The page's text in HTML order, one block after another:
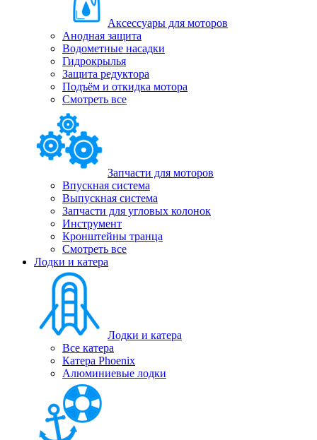
Аксессуары для моторов
Анодная защита
Водометные насадки
Гидрокрылья
Защита редуктора
Подъём и откидка мотора
Смотреть все
Запчасти для моторов
Впускная система
Выпускная система
Запчасти для угловых колонок
Инструмент
Кронштейны транца
Смотреть все
Лодки и катера
Лодки и катера
Все катера
Катера Phoenix
Алюминиевые лодки